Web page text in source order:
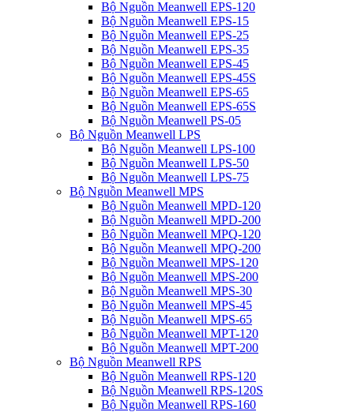
Bộ Nguồn Meanwell EPS-120
Bộ Nguồn Meanwell EPS-15
Bộ Nguồn Meanwell EPS-25
Bộ Nguồn Meanwell EPS-35
Bộ Nguồn Meanwell EPS-45
Bộ Nguồn Meanwell EPS-45S
Bộ Nguồn Meanwell EPS-65
Bộ Nguồn Meanwell EPS-65S
Bộ Nguồn Meanwell PS-05
Bộ Nguồn Meanwell LPS
Bộ Nguồn Meanwell LPS-100
Bộ Nguồn Meanwell LPS-50
Bộ Nguồn Meanwell LPS-75
Bộ Nguồn Meanwell MPS
Bộ Nguồn Meanwell MPD-120
Bộ Nguồn Meanwell MPD-200
Bộ Nguồn Meanwell MPQ-120
Bộ Nguồn Meanwell MPQ-200
Bộ Nguồn Meanwell MPS-120
Bộ Nguồn Meanwell MPS-200
Bộ Nguồn Meanwell MPS-30
Bộ Nguồn Meanwell MPS-45
Bộ Nguồn Meanwell MPS-65
Bộ Nguồn Meanwell MPT-120
Bộ Nguồn Meanwell MPT-200
Bộ Nguồn Meanwell RPS
Bộ Nguồn Meanwell RPS-120
Bộ Nguồn Meanwell RPS-120S
Bộ Nguồn Meanwell RPS-160